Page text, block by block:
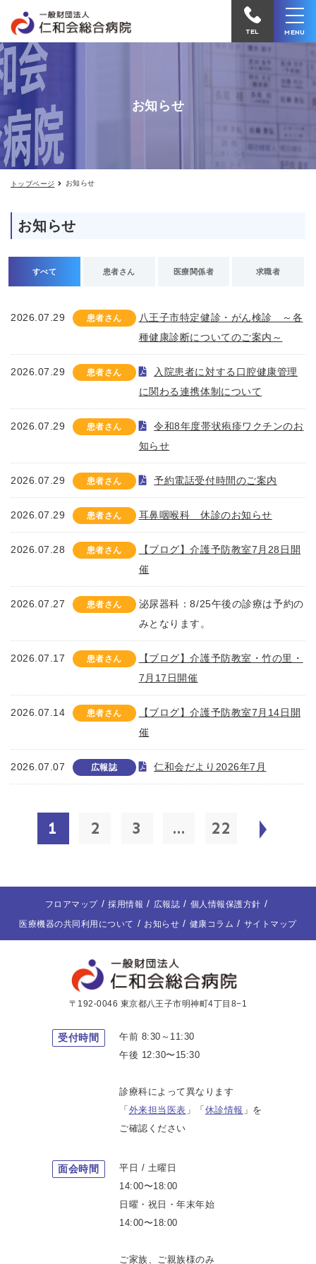
せ
病
院
電
TEL MENU
お知らせ
トップページ お知らせ
お知らせ
すべて 患者さん 医療関係者 求職者
2026.07.29 患者さん
八王子市特定健診・がん検診 ～各
種健康診断についてのご案内～
2026.07.29 患者さん
入院患者に対する口腔健康管理
に関わる連携体制について
2026.07.29 患者さん
令和8年度帯状疱疹ワクチンのお
知らせ
2026.07.29 患者さん 予約電話受付時間のご案内
2026.07.29 患者さん 耳鼻咽喉科 休診のお知らせ
2026.07.28 患者さん
【ブログ】介護予防教室7月28日開
催
2026.07.27 患者さん
泌尿器科：8/25午後の診療は予約の
みとなります。
2026.07.17 患者さん
【ブログ】介護予防教室・竹の里・
7月17日開催
2026.07.14 患者さん
【ブログ】介護予防教室7月14日開
催
2026.07.07 広報誌 仁和会だより2026年7月
1 2 3 ... 22
フロアマップ 採用情報 広報誌
個人情報保護方針
医療機器の共同利用について
お知らせ 健康コラム サイトマップ
〒192-0046 東京都八王子市明神町4丁目8−1
受付時間
午前 8:30～11:30
午後 12:30〜15:30
診療科によって異なります
「 外来担当医表 」「 休診情報 」を
ご確認ください
面会時間
平日 / 土曜日
14:00〜18:00
日曜・祝日・年末年始
14:00〜18:00
ご家族、ご親族様のみ